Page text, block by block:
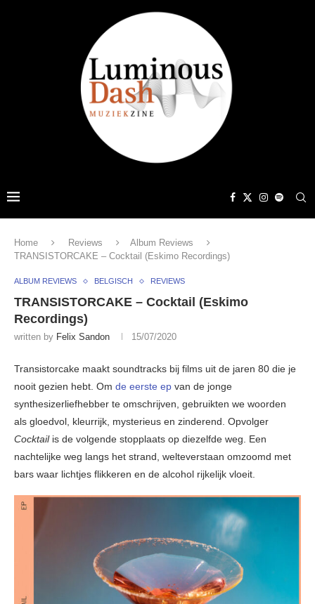
Home Reviews
Album Reviews
TRANSISTORCAKE – Cocktail (Eskimo Recordings)
ALBUM REVIEWS BELGISCH REVIEWS
TRANSISTORCAKE – Cocktail (Eskimo
Recordings)
written by Felix Sandon 15/07/2020
Transistorcake maakt soundtracks bij films uit de jaren 80 die je
nooit gezien hebt. Om de eerste ep van de jonge
synthesizerliefhebber te omschrijven, gebruikten we woorden
als gloedvol, kleurrijk, mysterieus en zinderend. Opvolger
Cocktailis de volgende stopplaats op diezelfde weg. Een
nachtelijke weg langs het strand, welteverstaan omzoomd met
bars waar lichtjes flikkeren en de alcohol rijkelijk vloeit.